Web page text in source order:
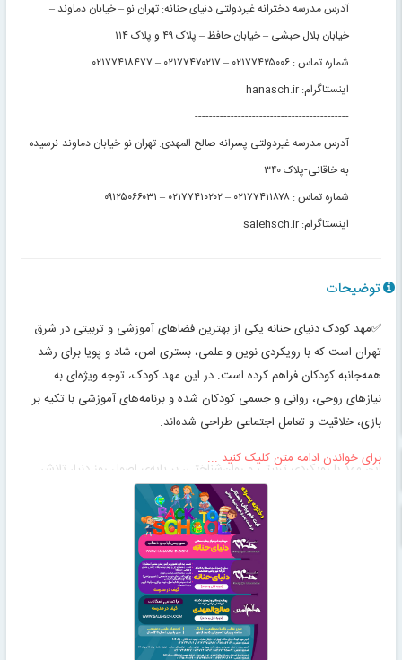
آدرس مدرسه دخترانه غیردولتی دنیای حنانه: تهران نو – خیابان دماوند –
خیابان بلال حبشی – خیابان حافظ – پلاک ۴۹ و پلاک ۱۱۴
شماره تماس : ۰۲۱۷۷۴۲۵۰۰۶ – ۰۲۱۷۷۴۷۰۲۱۷ – ۰۲۱۷۷۴۱۸۴۷۷
اینستاگرام: hanasch.ir
-------------------------------------------
آدرس مدرسه غیردولتی پسرانه صالح المهدی: تهران نو-خیابان دماوند-نرسیده
به خاقانی-پلاک ۳۴۰
شماره تماس : ۰۲۱۷۷۴۱۱۸۷۸ – ۰۲۱۷۷۴۱۰۲۰۲ – ۰۹۱۲۵۰۶۶۰۳۱
اینستاگرام: salehsch.ir
توضیحات
✅مهد کودک دنیای حنانه یکی از بهترین فضاهای آموزشی و تربیتی در شرق
تهران است که با رویکردی نوین و علمی، بستری امن، شاد و پویا برای رشد
همه‌جانبه کودکان فراهم کرده است. در این مهد کودک، توجه ویژه‌ای به
نیازهای روحی، روانی و جسمی کودکان شده و برنامه‌های آموزشی با تکیه بر
بازی، خلاقیت و تعامل اجتماعی طراحی شده‌اند.
این مهد با رویکردی تربیتی و روان‌شناختی، بر پایه‌ی اصول روز دنیا، تلاش
می‌کند بستری امن، خلاق و آموزنده برای کودکان ۲ تا ۶ سال فراهم آورد.
فضای داخلی مهد کودک با رنگ‌های شاد، وسایل ایمن و تجهیزات استاندارد
طراحی شده تا کودک با آرامش و علاقه وارد محیط یادگیری شود. مربیان این
مرکز با تجربه، تحصیل‌کرده و آموزش‌دیده هستند و با مهر و صبوری در کنار
کودک حضور دارند. دنیای حنانه نه فقط یک مکان مراقبتی، بلکه محیطی برای
پرورش ذهنی، احساسی و اجتماعی کودک است.
برای خواندن ادامه متن کلیک کنید ...